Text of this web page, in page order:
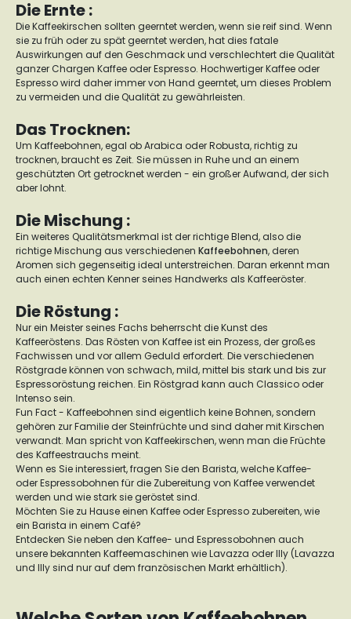
Die Ernte :
Die Kaffeekirschen sollten geerntet werden, wenn sie reif sind. Wenn
sie zu früh oder zu spät geerntet werden, hat dies fatale
Auswirkungen auf den Geschmack und verschlechtert die Qualität
ganzer Chargen Kaffee oder Espresso. Hochwertiger Kaffee oder
Espresso wird daher immer von Hand geerntet, um dieses Problem
zu vermeiden und die Qualität zu gewährleisten.
Das Trocknen:
Um Kaffeebohnen, egal ob Arabica oder Robusta, richtig zu
trocknen, braucht es Zeit. Sie müssen in Ruhe und an einem
geschützten Ort getrocknet werden - ein großer Aufwand, der sich
aber lohnt.
Die Mischung :
Ein weiteres Qualitätsmerkmal ist der richtige Blend, also die
richtige Mischung aus verschiedenen Kaffeebohnen, deren
Aromen sich gegenseitig ideal unterstreichen. Daran erkennt man
auch einen echten Kenner seines Handwerks als Kaffeeröster.
Die Röstung :
Nur ein Meister seines Fachs beherrscht die Kunst des
Kaffeeröstens. Das Rösten von Kaffee ist ein Prozess, der großes
Fachwissen und vor allem Geduld erfordert. Die verschiedenen
Röstgrade können von schwach, mild, mittel bis stark und bis zur
Espressoröstung reichen. Ein Röstgrad kann auch Classico oder
Intenso sein.
Fun Fact - Kaffeebohnen sind eigentlich keine Bohnen, sondern
gehören zur Familie der Steinfrüchte und sind daher mit Kirschen
verwandt. Man spricht von Kaffeekirschen, wenn man die Früchte
des Kaffeestrauchs meint.
Wenn es Sie interessiert, fragen Sie den Barista, welche Kaffee-
oder Espressobohnen für die Zubereitung von Kaffee verwendet
werden und wie stark sie geröstet sind.
Möchten Sie zu Hause einen Kaffee oder Espresso zubereiten, wie
ein Barista in einem Café?
Entdecken Sie neben den Kaffee- und Espressobohnen auch
unsere bekannten Kaffeemaschinen wie Lavazza oder Illy (Lavazza
und Illy sind nur auf dem französischen Markt erhältlich).